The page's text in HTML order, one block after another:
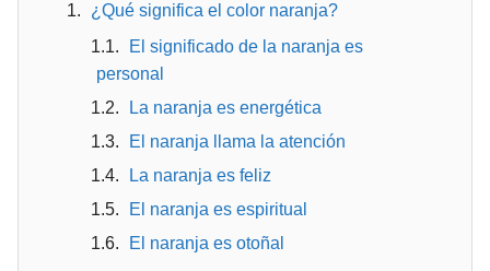
¿Qué significa el color naranja?
El significado de la naranja es
personal
La naranja es energética
El naranja llama la atención
La naranja es feliz
El naranja es espiritual
El naranja es otoñal